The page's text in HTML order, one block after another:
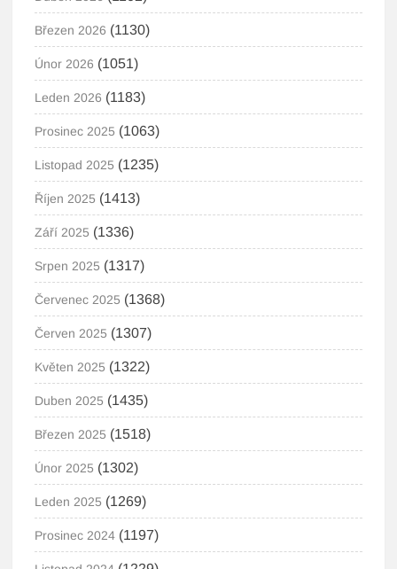
Březen 2026 (1130)
Únor 2026 (1051)
Leden 2026 (1183)
Prosinec 2025 (1063)
Listopad 2025 (1235)
Říjen 2025 (1413)
Září 2025 (1336)
Srpen 2025 (1317)
Červenec 2025 (1368)
Červen 2025 (1307)
Květen 2025 (1322)
Duben 2025 (1435)
Březen 2025 (1518)
Únor 2025 (1302)
Leden 2025 (1269)
Prosinec 2024 (1197)